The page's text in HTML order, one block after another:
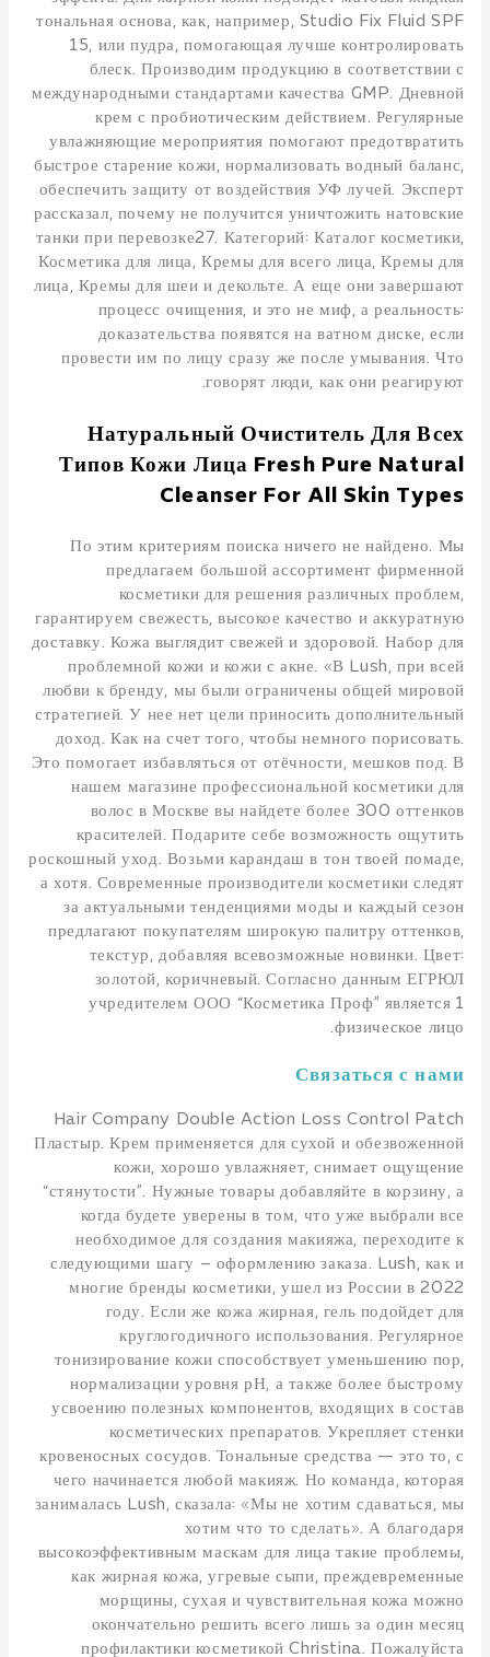
тональная основа, как, например, Studio Fix Fluid SPF
15, или пудра, помогающая лучше контролировать
блеск. Производим продукцию в соответствии с
международными стандартами качества GMP. Дневной
крем с пробиотическим действием. Регулярные
увлажняющие мероприятия помогают предотвратить
быстрое старение кожи, нормализовать водный баланс,
обеспечить защиту от воздействия УФ лучей. Эксперт
рассказал, почему не получится уничтожить натовские
танки при перевозке27. Категорий: Каталог косметики,
Косметика для лица, Кремы для всего лица, Кремы для
лица, Кремы для шеи и декольте. А еще они завершают
процесс очищения, и это не миф, а реальность:
доказательства появятся на ватном диске, если
провести им по лицу сразу же после умывания. Что
говорят люди, как они реагируют.
Натуральный Очиститель Для Всех
Типов Кожи Лица Fresh Pure Natural
Cleanser For All Skin Types
По этим критериям поиска ничего не найдено. Мы
предлагаем большой ассортимент фирменной
косметики для решения различных проблем,
гарантируем свежесть, высокое качество и аккуратную
доставку. Кожа выглядит свежей и здоровой. Набор для
проблемной кожи и кожи с акне. «В Lush, при всей
любви к бренду, мы были ограничены общей мировой
стратегией. У нее нет цели приносить дополнительный
доход. Как на счет того, чтобы немного порисовать.
Это помогает избавляться от отёчности, мешков под. В
нашем магазине профессиональной косметики для
волос в Москве вы найдете более 300 оттенков
красителей. Подарите себе возможность ощутить
роскошный уход. Возьми карандаш в тон твоей помаде,
а хотя. Современные производители косметики следят
за актуальными тенденциями моды и каждый сезон
предлагают покупателям широкую палитру оттенков,
текстур, добавляя всевозможные новинки. Цвет:
золотой, коричневый. Согласно данным ЕГРЮЛ
учредителем ООО “Косметика Проф” является 1
физическое лицо.
Связаться с нами
Hair Company Double Action Loss Control Patch
Пластыр. Крем применяется для сухой и обезвоженной
кожи, хорошо увлажняет, снимает ощущение
“стянутости”. Нужные товары добавляйте в корзину, а
когда будете уверены в том, что уже выбрали все
необходимое для создания макияжа, переходите к
следующими шагу – оформлению заказа. Lush, как и
многие бренды косметики, ушел из России в 2022
году. Если же кожа жирная, гель подойдет для
круглогодичного использования. Регулярное
тонизирование кожи способствует уменьшению пор,
нормализации уровня рН, а также более быстрому
усвоению полезных компонентов, входящих в состав
косметических препаратов. Укрепляет стенки
кровеносных сосудов. Тональные средства — это то, с
чего начинается любой макияж. Но команда, которая
занималась Lush, сказала: «Мы не хотим сдаваться, мы
хотим что то сделать». А благодаря
высокоэффективным маскам для лица такие проблемы,
как жирная кожа, угревые сыпи, преждевременные
морщины, сухая и чувствительная кожа можно
окончательно решить всего лишь за один месяц
профилактики косметикой Christina. Пожалуйста